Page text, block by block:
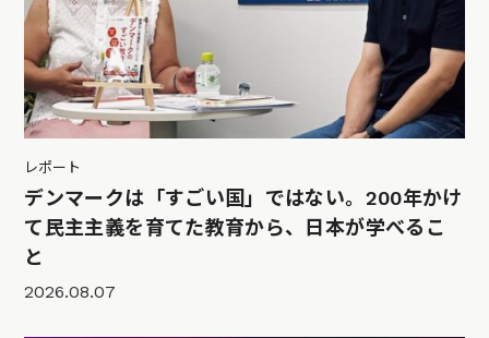
レポート
デンマークは「すごい国」ではない。200年かけ
て民主主義を育てた教育から、日本が学べるこ
と
2026.08.07